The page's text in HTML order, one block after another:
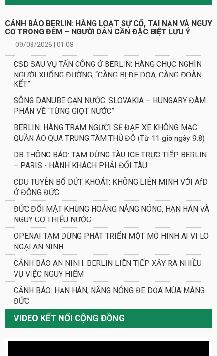
CẢNH BÁO BERLIN: HÀNG LOẠT SỰ CỐ, TAI NẠN VÀ NGUY
CƠ TRONG ĐÊM – NGƯỜI DÂN CẦN ĐẶC BIỆT LƯU Ý
09/08/2026 | 01:08
CSD SAU VỤ TẤN CÔNG Ở BERLIN: HÀNG CHỤC NGHÌN
NGƯỜI XUỐNG ĐƯỜNG, “CÀNG BỊ ĐE DỌA, CÀNG ĐOÀN
KẾT”
SÔNG DANUBE CẠN NƯỚC: SLOVAKIA – HUNGARY ĐÀM
PHÁN VỀ “TỪNG GIỌT NƯỚC”
BERLIN: HÀNG TRĂM NGƯỜI SẼ ĐẠP XE KHÔNG MẶC
QUẦN ÁO QUA TRUNG TÂM THỦ ĐÔ (Từ 11 giờ ngày 9.8)
DB THÔNG BÁO: TẠM DỪNG TÀU ICE TRỰC TIẾP BERLIN
– PARIS - HÀNH KHÁCH PHẢI ĐỔI TÀU
CDU TUYÊN BỐ DỨT KHOÁT: KHÔNG LIÊN MINH VỚI AfD
Ở ĐÔNG ĐỨC
ĐỨC ĐỐI MẶT KHỦNG HOẢNG NẮNG NÓNG, HẠN HÁN VÀ
NGUY CƠ THIẾU NƯỚC
OPENAI TẠM DỪNG PHÁT TRIỂN MỘT MÔ HÌNH AI VÌ LO
NGẠI AN NINH
CẢNH BÁO AN NINH: BERLIN LIÊN TIẾP XẢY RA NHIỀU
VỤ VIỆC NGUY HIỂM
CẢNH BÁO: HẠN HÁN, NẮNG NÓNG ĐE DỌA MÙA MÀNG
ĐỨC
VIDEO KẾT NỐI CỘNG ĐỒNG